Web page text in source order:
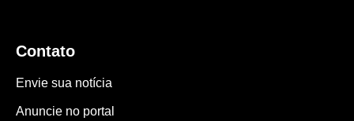
Contato
Envie sua notícia
Anuncie no portal